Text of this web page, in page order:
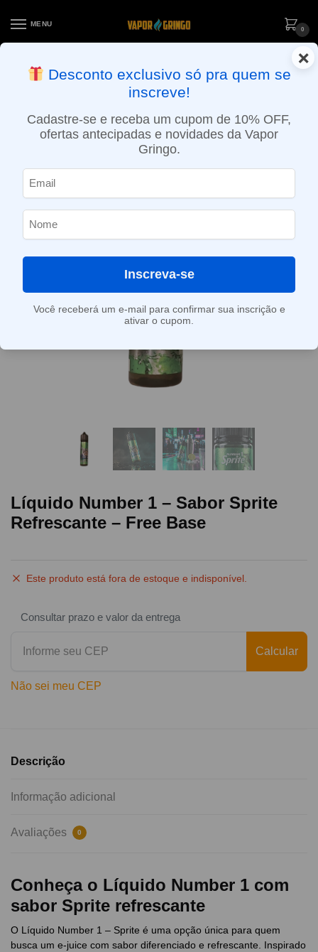
MENU
0
ENTREGA NO MESMO DIA EM SÃO PAULO (SEG A SEX): PEDIDOS
APROVADOS ATÉ 15:30 VIA MOTOBOY
Líquido Number 1 – Sabor Sprite
Refrescante – Free Base
Este produto está fora de estoque e indisponível.
Consultar prazo e valor da entrega
Calcular
Não sei meu CEP
Descrição
Informação adicional
Avaliações 0
Conheça o Líquido Number 1 com
sabor Sprite refrescante
O Líquido Number 1 – Sprite é uma opção única para quem
busca um e-juice com sabor diferenciado e refrescante. Inspirado
×
Desconto exclusivo só pra quem se
inscreve!
Cadastre-se e receba um cupom de 10% OFF,
ofertas antecipadas e novidades da Vapor
Gringo.
Inscreva-se
Você receberá um e-mail para confirmar sua inscrição e
ativar o cupom.